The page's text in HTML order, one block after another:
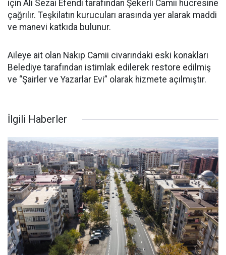
için Ali Sezai Efendi tarafından Şekerli Camii hücresine
çağrılır. Teşkilatın kurucuları arasında yer alarak maddi
ve manevi katkıda bulunur.
Aileye ait olan Nakıp Camii civarındaki eski konakları
Belediye tarafından istimlak edilerek restore edilmiş
ve “Şairler ve Yazarlar Evi” olarak hizmete açılmıştır.
İlgili Haberler